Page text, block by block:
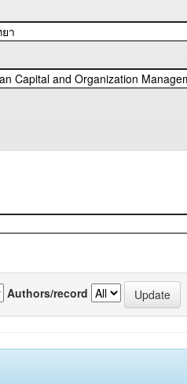
Authors/record